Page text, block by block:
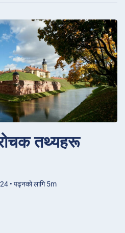
तथ्यहरू
• पढ्नको लागि 5m